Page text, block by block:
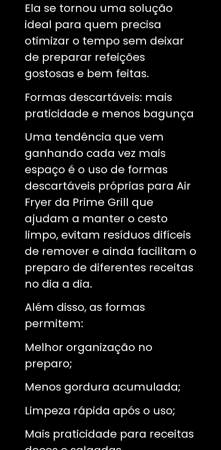
Ela se tornou uma solução
ideal para quem precisa
otimizar o tempo sem deixar
de preparar refeições
gostosas e bem feitas.
Formas descartáveis: mais
praticidade e menos bagunça
Uma tendência que vem
ganhando cada vez mais
espaço é o uso de formas
descartáveis próprias para Air
Fryer da Prime Grill que
ajudam a manter o cesto
limpo, evitam resíduos difíceis
de remover e ainda facilitam o
preparo de diferentes receitas
no dia a dia.
Além disso, as formas
permitem:
Melhor organização no
preparo;
Menos gordura acumulada;
Limpeza rápida após o uso;
Mais praticidade para receitas